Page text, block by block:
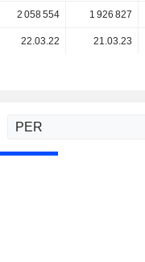
2 058 554 1 926 827
22.03.22 21.03.23